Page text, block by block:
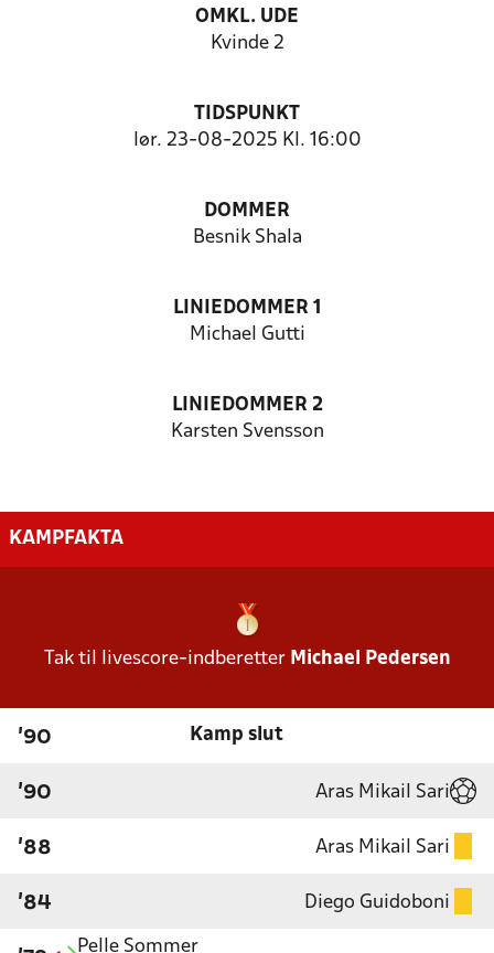
OMKL. UDE
Kvinde 2
TIDSPUNKT
lør. 23-08-2025 Kl. 16:00
DOMMER
Besnik Shala
LINIEDOMMER 1
Michael Gutti
LINIEDOMMER 2
Karsten Svensson
KAMPFAKTA
Tak til livescore-indberetter Michael Pedersen
'90 Kamp slut
'90 Aras Mikail Sari
'88 Aras Mikail Sari
'84 Diego Guidoboni
Pelle Sommer